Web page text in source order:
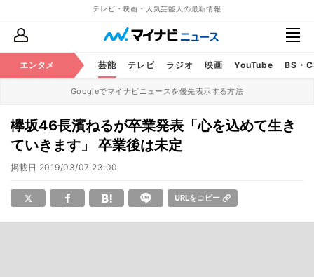
テレビ・映画・人気芸能人の最新情報
エンタメ 芸能 テレビ ラジオ 映画 YouTube BS・
Googleでマイナビニュースを優先表示する方法
欅坂46長濱ねるが卒業発表「心を込めて生き
ていきます」 卒業後は未定
掲載日 2019/03/07 23:00
URLをコピー